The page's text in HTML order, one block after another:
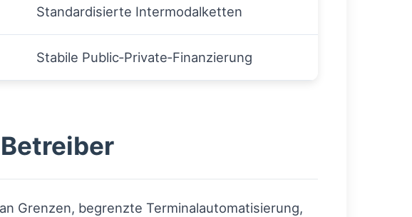
Standardisierte Intermodalketten
Stabile Public‑Private‑Finanzierung
Grenzen, begrenzte Terminalautomatisierung,